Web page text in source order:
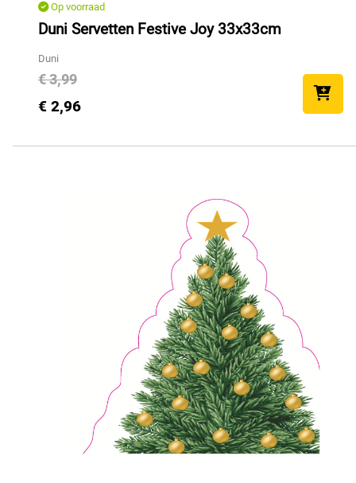
Op voorraad
Duni Servetten Festive Joy 33x33cm
Duni
€ 3,99
€ 2,96